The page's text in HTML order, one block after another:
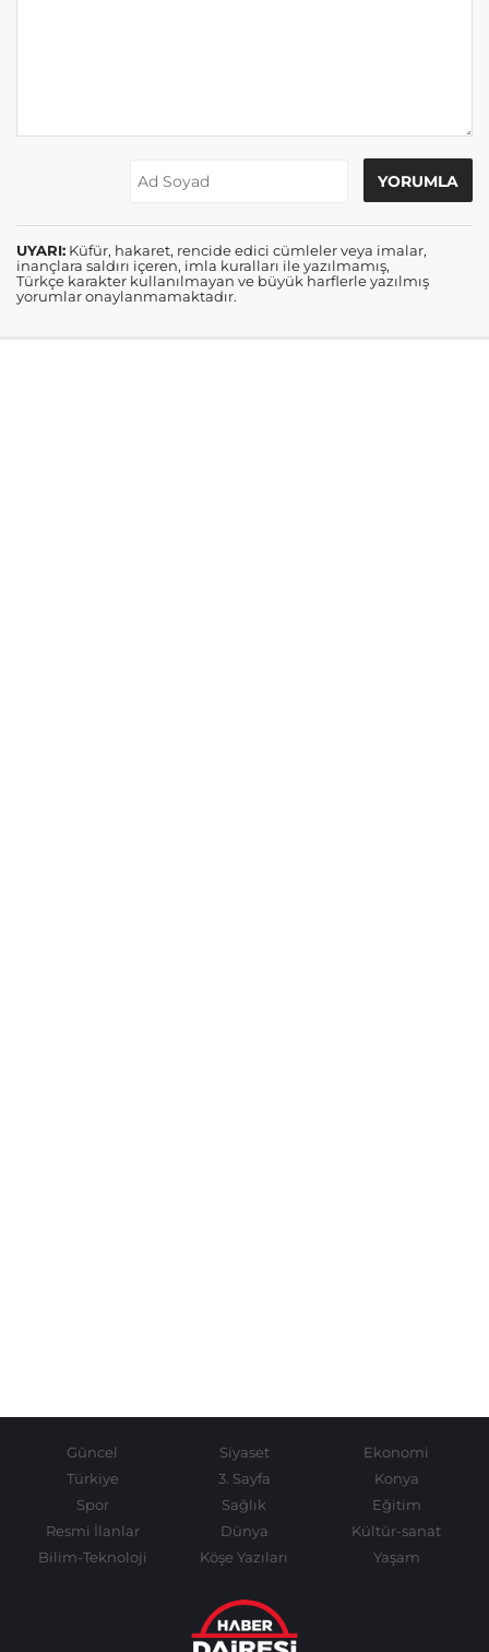
UYARI: Küfür, hakaret, rencide edici cümleler veya imalar,
inançlara saldırı içeren, imla kuralları ile yazılmamış,
Türkçe karakter kullanılmayan ve büyük harflerle yazılmış
yorumlar onaylanmamaktadır.
Güncel Siyaset
Ekonomi
Türkiye
3. Sayfa
Konya
Spor
Sağlık
Eğitim
Resmi İlanlar
Dünya
Kültür-sanat
Bilim-Teknoloji
Köşe Yazıları Yaşam